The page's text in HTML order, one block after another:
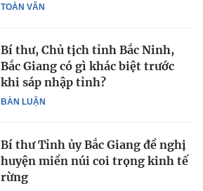
TOÀN VĂN
BÀN LUẬN
Bí thư, Chủ tịch tỉnh Bắc Ninh,
Bắc Giang có gì khác biệt trước
khi sáp nhập tỉnh?
Bí thư Tỉnh ủy Bắc Giang đề nghị
huyện miền núi coi trọng kinh tế
rừng